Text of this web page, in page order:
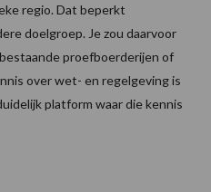
regio. Dat beperkt
doelgroep. Je zou daarvoor
proefboerderijen of
over wet- en regelgeving is
platform waar die kennis